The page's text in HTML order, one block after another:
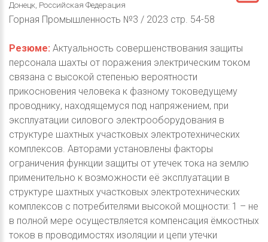
Донецк, Российская Федерация
Горная Промышленность №3 / 2023 стр. 54-58
Резюме: Актуальность совершенствования защиты
персонала шахты от поражения электрическим током
связана с высокой степенью вероятности
прикосновения человека к фазному токоведущему
проводнику, находящемуся под напряжением, при
эксплуатации силового электрооборудования в
структуре шахтных участковых электротехнических
комплексов. Авторами установлены факторы
ограничения функции защиты от утечек тока на землю
применительно к возможности её эксплуатации в
структуре шахтных участковых электротехнических
комплексов с потребителями высокой мощности: 1 – не
в полной мере осуществляется компенсация ёмкостных
токов в проводимостях изоляции и цепи утечки